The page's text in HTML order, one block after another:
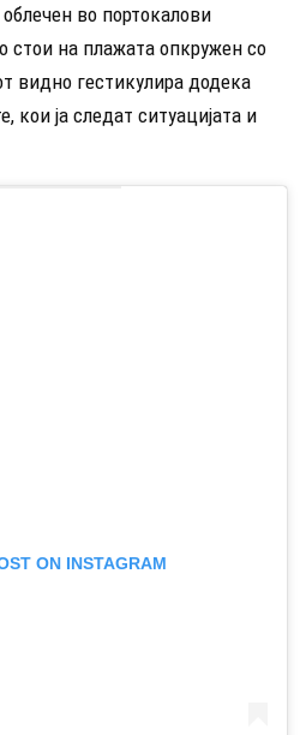
во портокалови
стои на плажата опкружен со
видно гестикулира додека
кои ја следат ситуацијата и
ON INSTAGRAM